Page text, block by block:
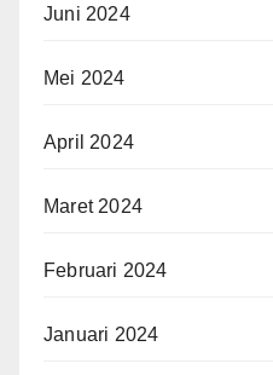
Juni 2024
Mei 2024
April 2024
Maret 2024
Februari 2024
Januari 2024